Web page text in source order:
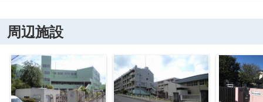
周辺施設